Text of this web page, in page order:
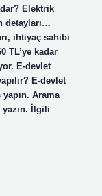
Elektrik
detayları…
ihtiyaç sahibi
TL’ye kadar
E-devlet
E-devlet
Arama
yazın. İlgili